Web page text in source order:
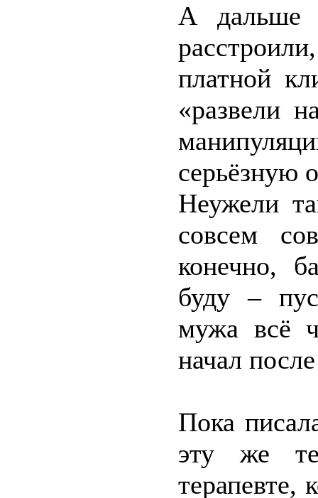
А дальше
платной
«развели
серьёзную
Неужели
совсем
конечно,
буду –
мужа всё
начал
Пока
эту же
терапевте,